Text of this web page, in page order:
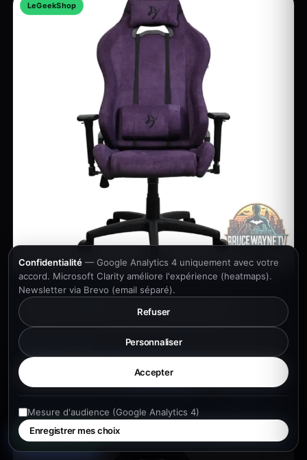
LeGeekShop
💺 SETUP & CONFORT
Arozzi Torretta Soft tissu, chaise gaming
Gaming PC · Produit neuf · Expédition France
319.99 € LeGeekShop →
LeGeekShop
Confidentialité — Google Analytics 4 uniquement avec votre
accord. Microsoft Clarity améliore l'expérience (heatmaps).
Newsletter via Brevo (email séparé).
Refuser
Personnaliser
Accepter
Mesure d'audience (Google Analytics 4)
Enregistrer mes choix
Mon projet
Laisser un avis